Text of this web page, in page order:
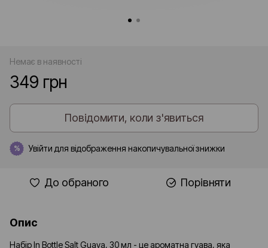
Немає в наявності
349 грн
Повідомити, коли з'явиться
% Увійти для відображення накопичувальної знижки
До обраного Порівняти
Опис
Набір In Bottle Salt Guava, 30 мл - це ароматна гуава, яка